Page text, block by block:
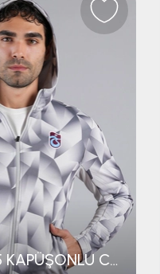
JOMA 24/25 KAPÜŞONLU CEKET